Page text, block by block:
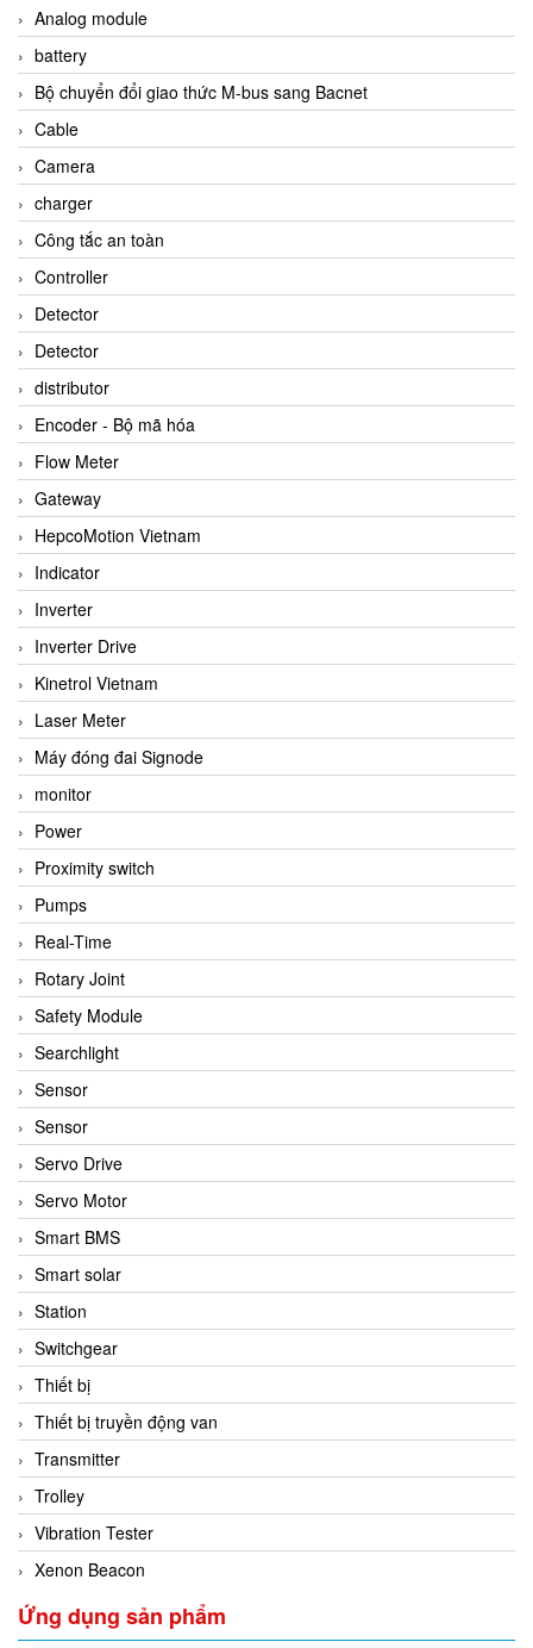
Analog module
battery
Bộ chuyển đổi giao thức M-bus sang Bacnet
Cable
Camera
charger
Công tắc an toàn
Controller
Detector
Detector
distributor
Encoder - Bộ mã hóa
Flow Meter
Gateway
HepcoMotion Vietnam
Indicator
Inverter
Inverter Drive
Kinetrol Vietnam
Laser Meter
Máy đóng đai Signode
monitor
Power
Proximity switch
Pumps
Real-Time
Rotary Joint
Safety Module
Searchlight
Sensor
Sensor
Servo Drive
Servo Motor
Smart BMS
Smart solar
Station
Switchgear
Thiết bị
Thiết bị truyền động van
Transmitter
Trolley
Vibration Tester
Xenon Beacon
Ứng dụng sản phẩm